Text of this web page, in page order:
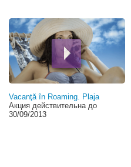
Vacanţă în Roaming. Plaja
Акция действительна до
30/09/2013